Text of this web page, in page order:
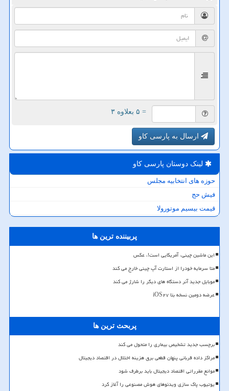
= ۵ بعلاوه ۳
ارسال به پارسی کاو
لینک دوستان پارسی كاو
حوزه های انتخابیه مجلس
فیش حج
قیمت بیسیم موتورولا
پربیننده ترین ها
این ماشین چینی، آمریکایی است!، عکس
متا سرمایه خودرا از استارت آپ چینی خارج می کند
موبایل جدید آنر دستگاه های دیگر را شارژ می کند
عرضه دومین نسخه بتا iOS۲۷
پربحث ترین ها
برچسب جدید تشخیص بیماری را متحول می کند
مراکز داده قربانی پنهان قطعی برق هزینه اختلال در اقتصاد دیجیتال
موانع مقرراتی اقتصاد دیجیتال باید برطرف شود
یوتیوب پاک سازی ویدئوهای هوش مصنوعی را آغاز کرد